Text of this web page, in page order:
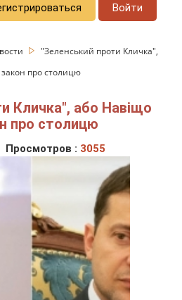
Войти
"Зеленський проти Кличка",
про столицю
Кличка", або Навіщо
про столицю
Просмотров : 3055